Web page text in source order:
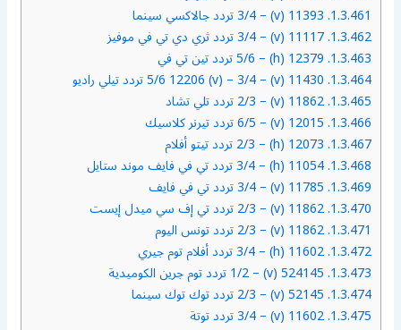
1.3.461.
1.3.462. 11117 (v) – 3/4 تردد ثري دي تي في موفيز
1.3.463.
1.3.464.
1.3.465. 11862 (v) – 2/3 تردد تلي تشاد
1.3.466.
1.3.467.
1.3.468. 11054 (h) – 3/4 تردد تي في فايف موند ستايل
1.3.469.
1.3.470. 11862 (v) – 2/3 تردد تي إف سي ميدل إيست
1.3.471. 11862 (v) – 2/3 تردد تونس اليوم
1.3.472. 11602 (h) – 3/4 تردد أفلام توم جيري
1.3.473.
1.3.474.
1.3.475. 11602 (v) – 3/4 تردد توتة